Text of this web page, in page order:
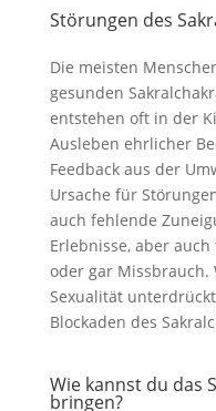
Störungen des
Die meisten
gesunden
entstehen oft in der
Ausleben ehrlicher
Feedback aus der
Ursache für
auch fehlende
Erlebnisse, aber
oder gar
Sexualität
Blockaden des
Wie kannst du das
bringen?